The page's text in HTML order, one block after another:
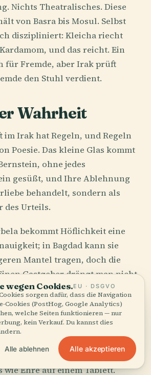
Nichts Theatralisches. Diese
von Basra bis Mosul. Selbst
diszipliniert: Kleicha riecht
und das reicht. Ein
für Fremde, aber Irak prüft
den Stuhl verdient.
Wahrheit
im Irak hat Regeln, und Regeln
Poesie. Das kleine Glas kommt
ohne jedes
gesüßt, und Ihre Ablehnung
behandelt, sondern als
des Urteils.
bekommt Höflichkeit eine
in Bagdad kann sie
Mantel tragen, doch die
Gastgeber drängt man nicht.
als stünden Zeitpläne über
nicht vor der zweiten Runde,
Abwesenheit nicht in Erinnerung
Großzügigkeit nennen, sieht
wie Ehre auf einem Tablett.
wegen Cookies.EU · DSGVO
sorgen dafür, dass die Navigation
Cookies (PostHog, Google Analytics)
welche Seiten funktionieren — nur
kein Verkauf. Du kannst dies
Alle ablehnen Alle akzeptieren